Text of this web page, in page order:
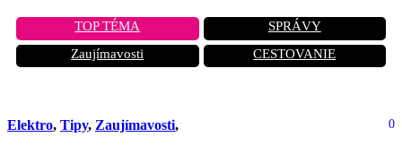
TOP TÉMA
SPRÁVY
Zaujímavosti
CESTOVANIE
Elektro, Tipy, Zaujímavosti, 0